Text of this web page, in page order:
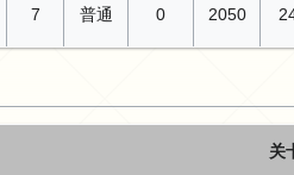
7 普通 0 2050
关